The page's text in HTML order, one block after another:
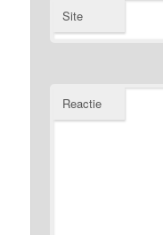
Site
Reactie